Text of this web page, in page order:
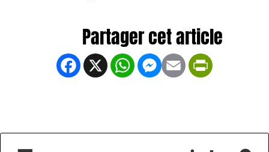
Facebook
X WhatsApp
Messenger
Email